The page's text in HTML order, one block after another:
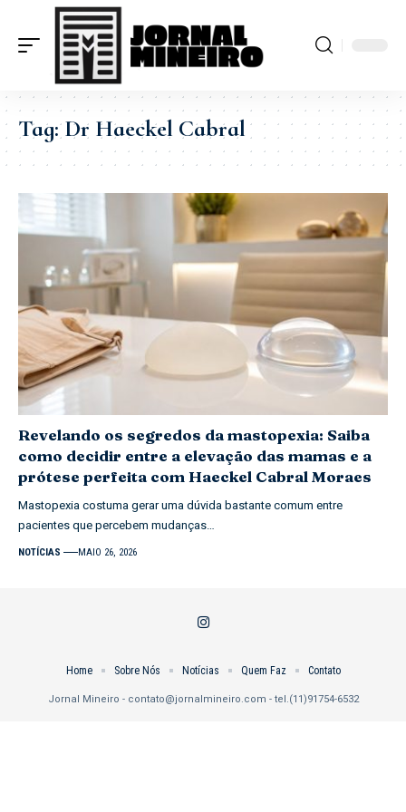
Tag:Dr Haeckel Cabral
Revelando os segredos da mastopexia: Saiba
como decidir entre a elevação das mamas e a
prótese perfeita com Haeckel Cabral Moraes
Mastopexia costuma gerar uma dúvida bastante comum entre
pacientes que percebem mudanças…
NOTÍCIAS MAIO 26, 2026
Jornal Mineiro - contato@jornalmineiro.com - tel.(11)91754-6532
Home Sobre Nós Notícias Quem Faz Contato